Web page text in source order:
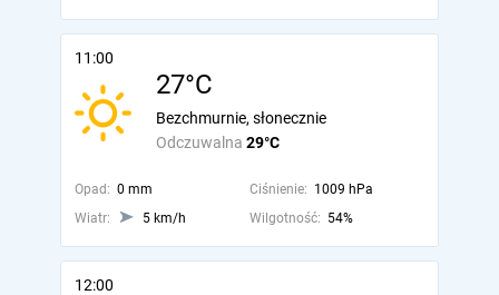
11:00
27°C
Odczuwalna 29°C
Bezchmurnie, słonecznie
Opad: 0 mm Ciśnienie: 1009 hPa
Wiatr:
5 km/h Wilgotność: 54%
12:00